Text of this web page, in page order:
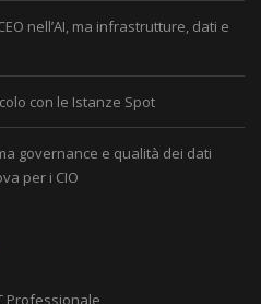
nell’AI, ma infrastrutture, dati e
con le Istanze Spot
governance e qualità dei dati
per i CIO
Professionale